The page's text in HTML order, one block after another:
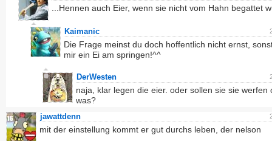
...Hennen auch Eier, wenn sie nicht vom Hahn begattet
Kaimanic
Die Frage meinst du doch hoffentlich nicht ernst,
mir ein Ei am springen!^^
DerWesten
naja, klar legen die eier. oder sollen sie sie werfen
was?
jawattdenn
mit der einstellung kommt er gut durchs leben, der nelson